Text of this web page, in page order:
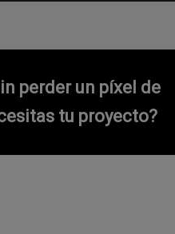
perder un píxel de
tu proyecto?